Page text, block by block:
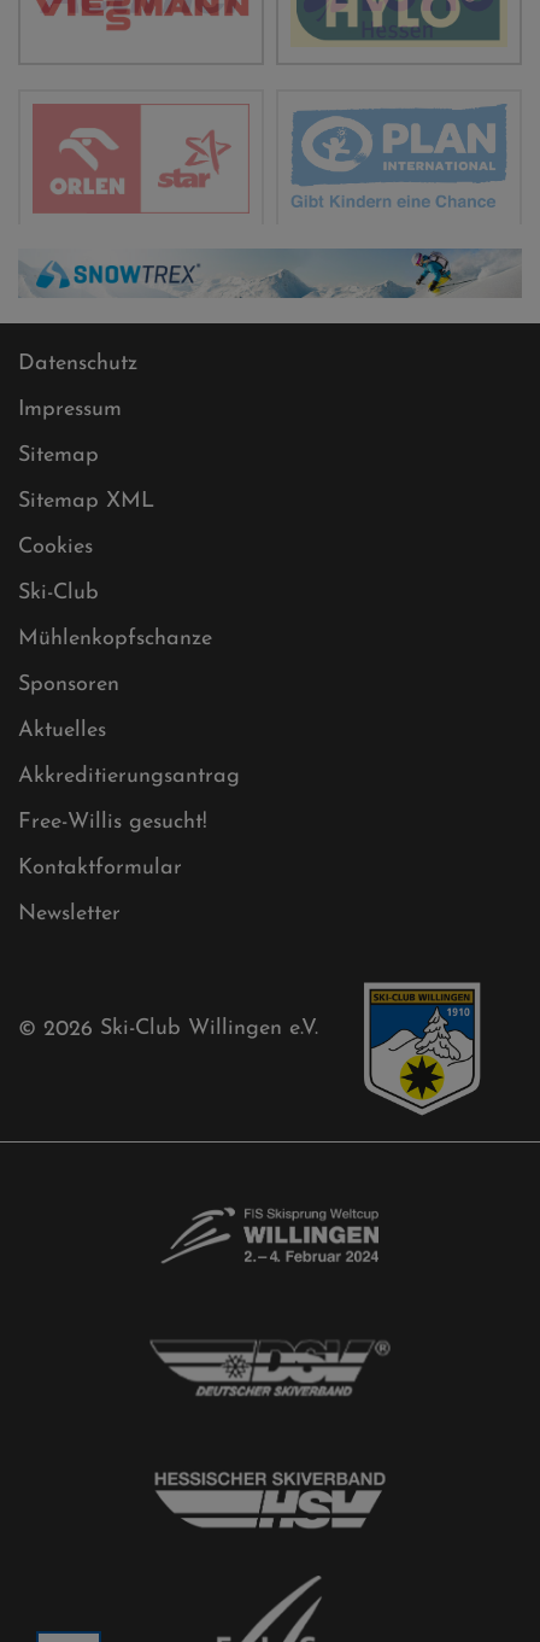
Datenschutz
Impressum
Sitemap
Sitemap XML
Cookies
Ski-Club
Mühlenkopfschanze
Sponsoren
Aktuelles
Kontaktformular